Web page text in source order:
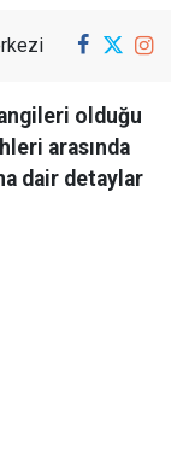
olduğu
arasında
dair detaylar